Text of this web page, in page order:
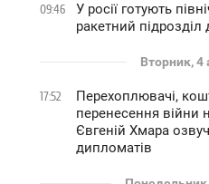
09:46
У росії готують
ракетний підрозділ
Вторник, 4
17:52
Перехоплювачі,
перенесення війни
Євгеній Хмара
дипломатів